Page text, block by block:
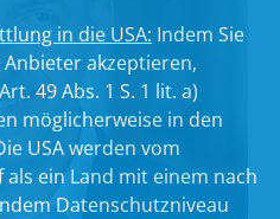
in die USA: Indem Sie
akzeptieren,
49 Abs. 1 S. 1 lit. a)
möglicherweise in den
USA werden vom
ein Land mit einem nach
Datenschutzniveau